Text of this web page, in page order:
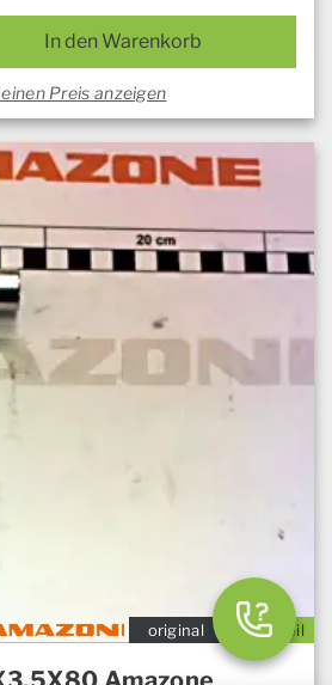
In den Warenkorb
Preis anzeigen
Ersatzteil
original